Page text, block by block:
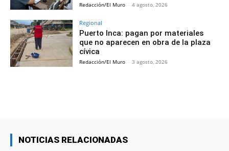
Redacción/El Muro - 4 agosto, 2026
Regional
Puerto Inca: pagan por materiales
que no aparecen en obra de la plaza
cívica
Redacción/El Muro - 3 agosto, 2026
NOTICIAS RELACIONADAS